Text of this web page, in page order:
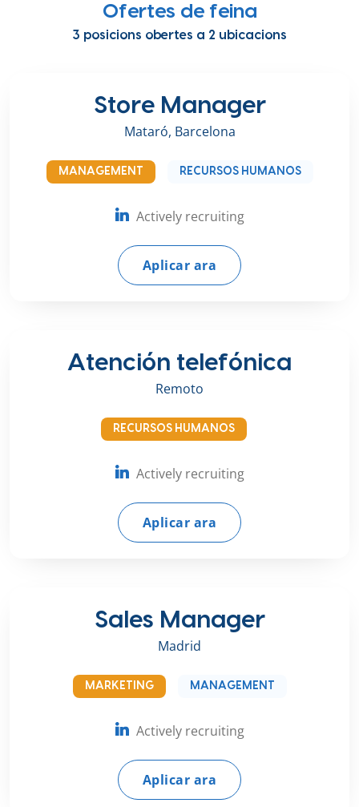
Ofertes de feina
3 posicions obertes a 2 ubicacions
Store Manager
Mataró, Barcelona
MANAGEMENT RECURSOS HUMANOS
Actively recruiting
Aplicar ara
Atención telefónica
Remoto
RECURSOS HUMANOS
Actively recruiting
Aplicar ara
Sales Manager
Madrid
MARKETING MANAGEMENT
Actively recruiting
Aplicar ara